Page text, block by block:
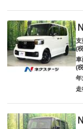
支
(
車
(
年
走